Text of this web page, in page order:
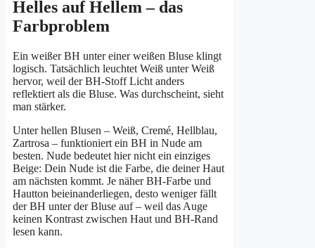
Helles auf Hellem – das
Farbproblem
Ein weißer BH unter einer weißen Bluse klingt
logisch. Tatsächlich leuchtet Weiß unter Weiß
hervor, weil der BH-Stoff Licht anders
reflektiert als die Bluse. Was durchscheint, sieht
man stärker.
Unter hellen Blusen – Weiß, Cremé, Hellblau,
Zartrosa – funktioniert ein BH in Nude am
besten. Nude bedeutet hier nicht ein einziges
Beige: Dein Nude ist die Farbe, die deiner Haut
am nächsten kommt. Je näher BH-Farbe und
Hautton beieinanderliegen, desto weniger fällt
der BH unter der Bluse auf – weil das Auge
keinen Kontrast zwischen Haut und BH-Rand
lesen kann.